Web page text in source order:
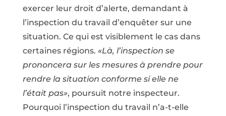
exercer leur droit d’alerte, demandant à
l’inspection du travail d’enquêter sur une
situation. Ce qui est visiblement le cas dans
certaines régions. «Là, l’inspection se
prononcera sur les mesures à prendre pour
rendre la situation conforme si elle ne
l’était pas», poursuit notre inspecteur.
Pourquoi l’inspection du travail n’a-t-elle